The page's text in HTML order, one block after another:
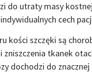
do utraty masy
cech
kości szczęki są
zniszczenia tkanek
dochodzi do